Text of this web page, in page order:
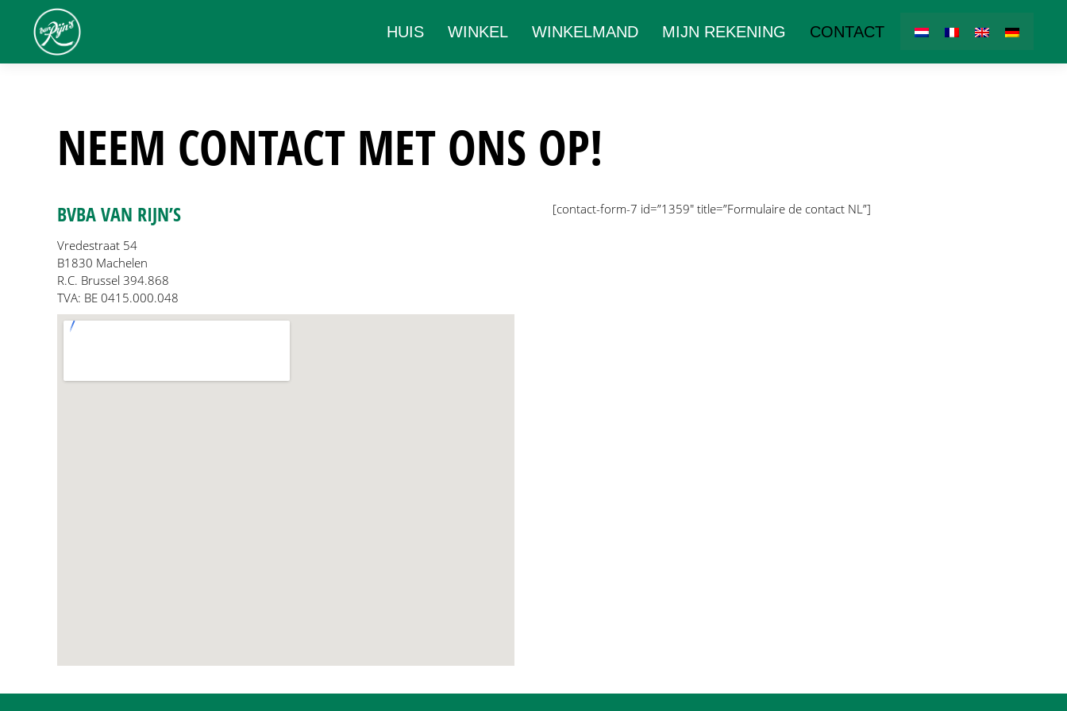
HUIS WINKEL WINKELMAND MIJN REKENING CONTACT
NEEM CONTACT MET ONS OP!
BVBA VAN RIJN’S
Vredestraat 54
B1830 Machelen
R.C. Brussel 394.868
TVA: BE 0415.000.048
[contact-form-7 id=”1359″ title=”Formulaire de contact NL”]